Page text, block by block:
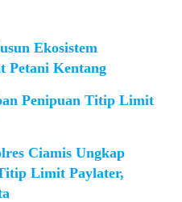
Ekosistem
Petani Kentang
Penipuan Titip Limit
Ciamis Ungkap
Limit Paylater,